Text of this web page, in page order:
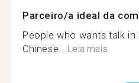
Parceiro/a ideal da
People who wants talk in
Chinese...Leia mais